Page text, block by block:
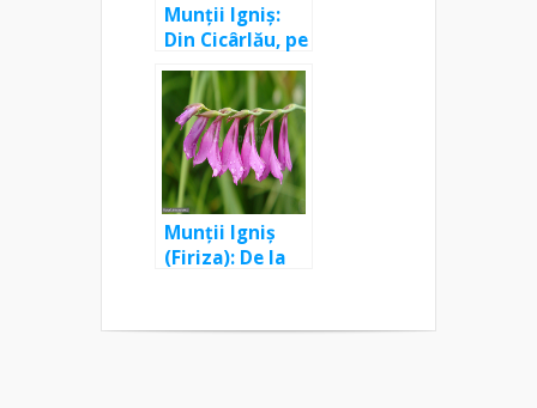
Munții Igniș:
Din Cicârlău, pe
valea Negruți
și vârful
Șindilitu
Munții Igniș
(Firiza): De la
gladiolele